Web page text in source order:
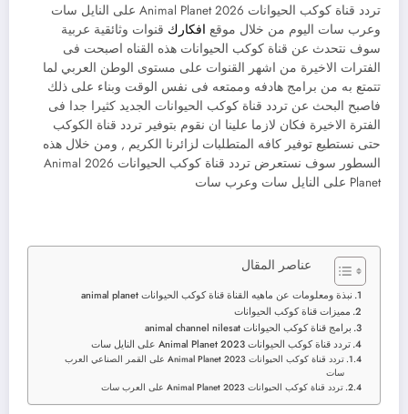
تردد قناة كوكب الحيوانات 2026 Animal Planet على النايل سات
وعرب سات اليوم من خلال موقع افكارك قنوات وثائقية عربية
سوف نتحدث عن قناة كوكب الحيوانات هذه القناه اصبحت فى
الفترات الاخيرة من اشهر القنوات على مستوى الوطن العربي لما
تتمتع به من برامج هادفه وممتعه فى نفس الوقت وبناء على ذلك
فاصبح البحث عن تردد قناة كوكب الحيوانات الجديد كثيرا جدا فى
الفترة الاخيرة فكان لازما علينا ان نقوم بتوفير تردد قناة الكوكب
حتى نستطيع توفير كافه المتطلبات لزائرنا الكريم , ومن خلال هذه
السطور سوف نستعرض تردد قناة كوكب الحيوانات 2026 Animal
Planet على النايل سات وعرب سات
عناصر المقال
نبذة ومعلومات عن ماهيه القناة قناة كوكب الحيوانات animal planet
مميزات قناة كوكب الحيوانات
برامج قناة كوكب الحيوانات animal channel nilesat
تردد قناة كوكب الحيوانات 2023 Animal Planet على النايل سات
تردد قناة كوكب الحيوانات 2023 Animal Planet على القمر الصناعي العرب
سات
تردد قناة كوكب الحيوانات 2023 Animal Planet على العرب سات